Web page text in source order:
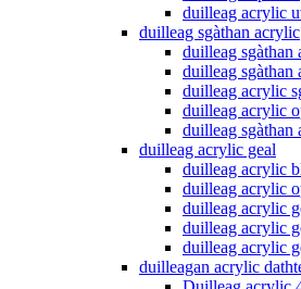
duilleag acrylic
duilleag sgàthan acrylic
duilleag sgàthan
duilleag sgàthan
duilleag acrylic
duilleag acrylic
duilleag sgàthan
duilleag acrylic geal
duilleag acrylic
duilleag acrylic
duilleag acrylic
duilleag acrylic
duilleag acrylic
duilleagan acrylic